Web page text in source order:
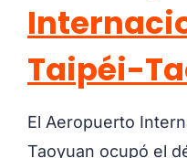
Taipéi-
El Aeropuerto
Taoyuan ocupó el